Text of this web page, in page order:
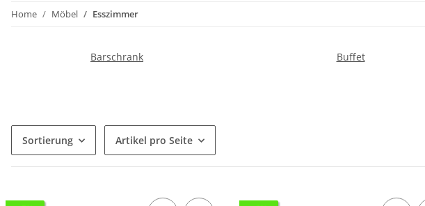
Home Möbel Esszimmer
Barschrank Buffet
Sortierung Artikel pro Seite